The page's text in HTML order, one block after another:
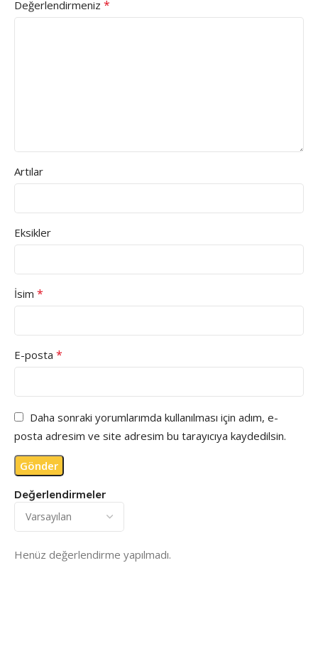
Değerlendirmeler
Henüz değerlendirme yapılmadı.
Değerlendirmeniz *
Artılar
Eksikler
İsim *
E-posta *
Daha sonraki yorumlarımda kullanılması için adım, e-
posta adresim ve site adresim bu tarayıcıya kaydedilsin.